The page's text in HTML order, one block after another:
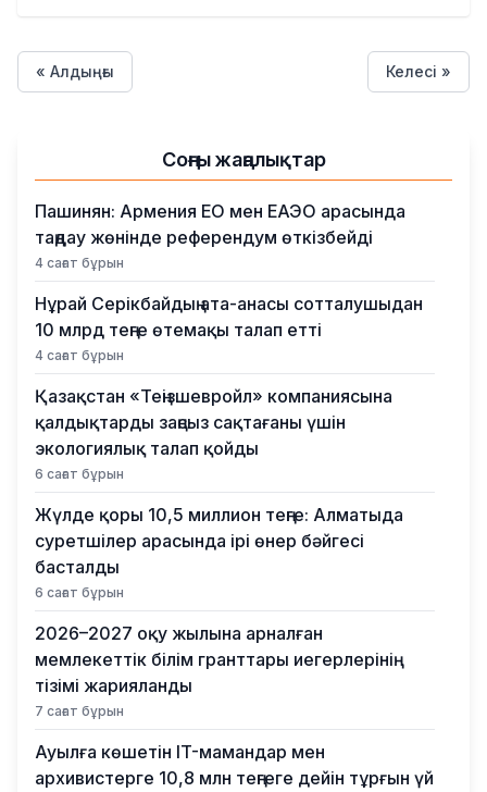
« Алдыңғы Келесі »
Соңғы жаңалықтар
Пашинян: Армения ЕО мен ЕАЭО арасында
таңдау жөнінде референдум өткізбейді
4 сағат бұрын
Нұрай Серікбайдың ата-анасы сотталушыдан
10 млрд теңге өтемақы талап етті
4 сағат бұрын
Қазақстан «Теңізшевройл» компаниясына
қалдықтарды заңсыз сақтағаны үшін
экологиялық талап қойды
6 сағат бұрын
Жүлде қоры 10,5 миллион теңге: Алматыда
суретшілер арасында ірі өнер бәйгесі
басталды
6 сағат бұрын
2026–2027 оқу жылына арналған
мемлекеттік білім гранттары иегерлерінің
тізімі жарияланды
7 сағат бұрын
Ауылға көшетін IT-мамандар мен
архивистерге 10,8 млн теңгеге дейін тұрғын үй